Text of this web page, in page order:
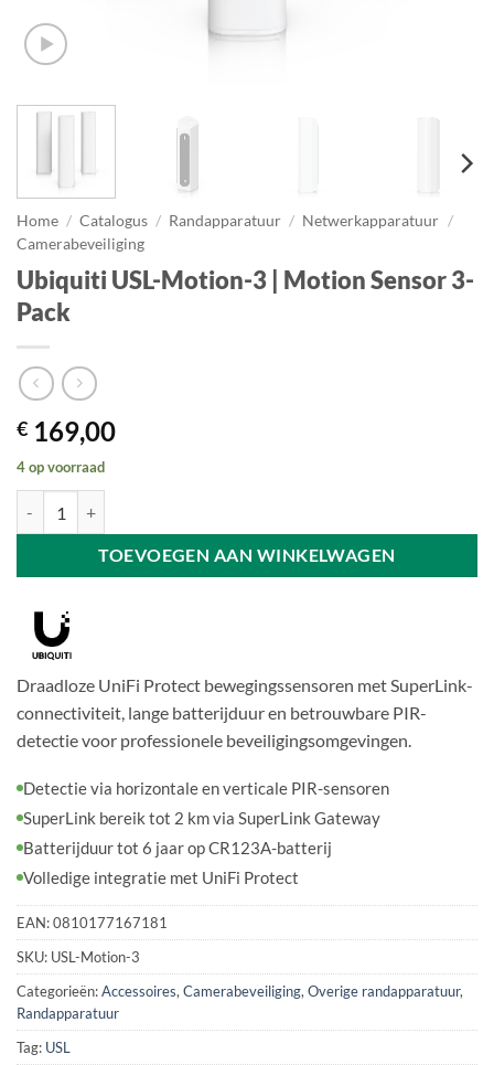
Home / Catalogus / Randapparatuur / Netwerkapparatuur /
Camerabeveiliging
Ubiquiti USL-Motion-3 | Motion Sensor 3-
Pack
€ 169,00
4 op voorraad
TOEVOEGEN AAN WINKELWAGEN
Draadloze UniFi Protect bewegingssensoren met SuperLink-
connectiviteit, lange batterijduur en betrouwbare PIR-
detectie voor professionele beveiligingsomgevingen.
Detectie via horizontale en verticale PIR-sensoren
SuperLink bereik tot 2 km via SuperLink Gateway
Batterijduur tot 6 jaar op CR123A-batterij
Volledige integratie met UniFi Protect
EAN:0810177167181
SKU: USL-Motion-3
Categorieën:Accessoires, Camerabeveiliging, Overige randapparatuur,
Randapparatuur
Tag: USL